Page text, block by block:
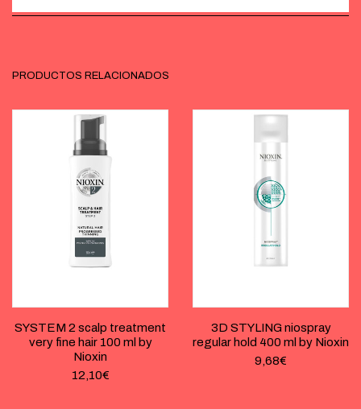
PRODUCTOS RELACIONADOS
SYSTEM 2 scalp treatment
very fine hair 100 ml by
Nioxin
12,10€
3D STYLING niospray
regular hold 400 ml by Nioxin
9,68€